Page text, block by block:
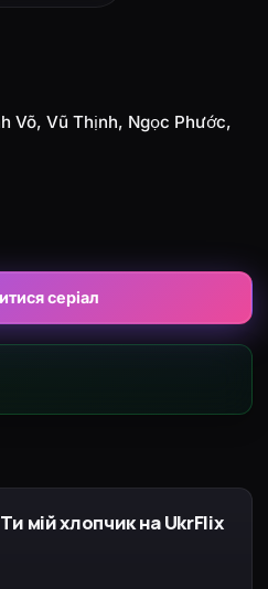
Võ, Vũ Thịnh, Ngọc Phước,
серіал
мій хлопчик на UkrFlix